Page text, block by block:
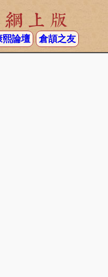
上版
熙論壇 倉頡之友